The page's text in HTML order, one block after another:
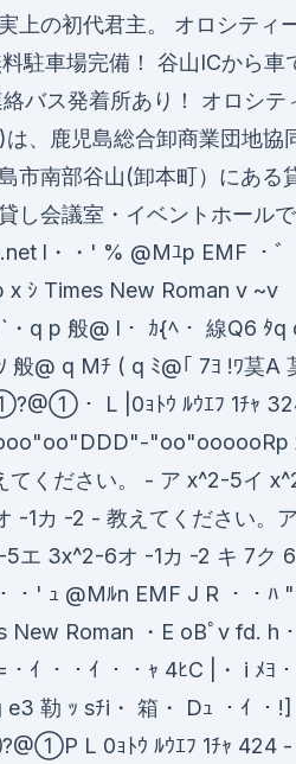
上の初代君主。 オロシティ
駐車場完備！ 谷山ICから車
バス発着所あり！ オロシテ
、鹿児島総合卸商業団地協
市南部谷山(卸本町）にある
し会議室・イベントホールで
l・・' % @Mﾕp EMF ・ﾞ
x ｼ Times New Roman v ~v
・q p 般@ l・ ｶ{ﾍ・ 線Q6 ﾀq
般@ q Mﾁ ( q ﾐ@｢ 7ﾖ !ﾜ茣A
・ L |0ｮﾄｳ ﾙｳｴﾌ 1ﾁｬ
"oo"oooooRp
てください。 - ア x^2-5イ
-1カ -2 - 教えてください。ア
エ 3x^2-6オ -1カ -2 キ 7ク 6
・' ｭ @Mﾙn EMF J R ・・ﾊ
Roman ・E oBﾟv fd. h・
ｲ ・・ｲ ・・ｬ 4ﾋC |・ i ﾒﾖ
勒 ｯ sﾁi・ 箱・ Dｭ ・ｲ ・!]
L 0ｮﾄｳ ﾙｳｴﾌ 1ﾁｬ 424 -